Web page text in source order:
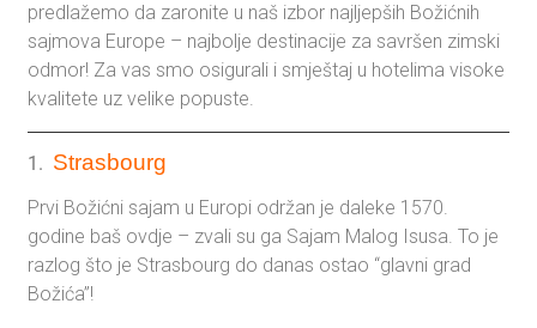
predlažemo da zaronite u naš izbor najljepših Božićnih
sajmova Europe – najbolje destinacije za savršen zimski
odmor! Za vas smo osigurali i smještaj u hotelima visoke
kvalitete uz velike popuste.
1. Strasbourg
Prvi Božićni sajam u Europi održan je daleke 1570.
godine baš ovdje – zvali su ga Sajam Malog Isusa. To je
razlog što je Strasbourg do danas ostao “glavni grad
Božića”!